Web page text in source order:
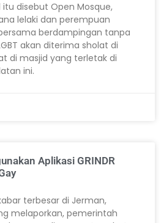
disebut Open Mosque,
lelaki dan perempuan
berdampingan tanpa
akan diterima sholat di
di masjid yang terletak di
ini.
Aplikasi GRINDR
terbesar di Jerman,
melaporkan, pemerintah